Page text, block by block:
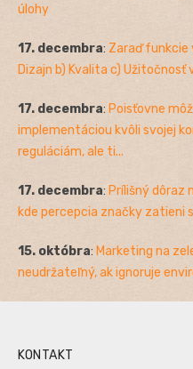
úlohy
17. decembra: Zaraď funkcie
Dizajn b) Kvalita c) Užitočnosť
17. decembra: Poisťovne
implementáciou kvôli svojej
reguláciám, ale ti...
17. decembra: Prílišný dôraz
kde percepcia značky zatieni
15. októbra: Marketing na
neudržateľný, ak ignoruje
KONTAKT